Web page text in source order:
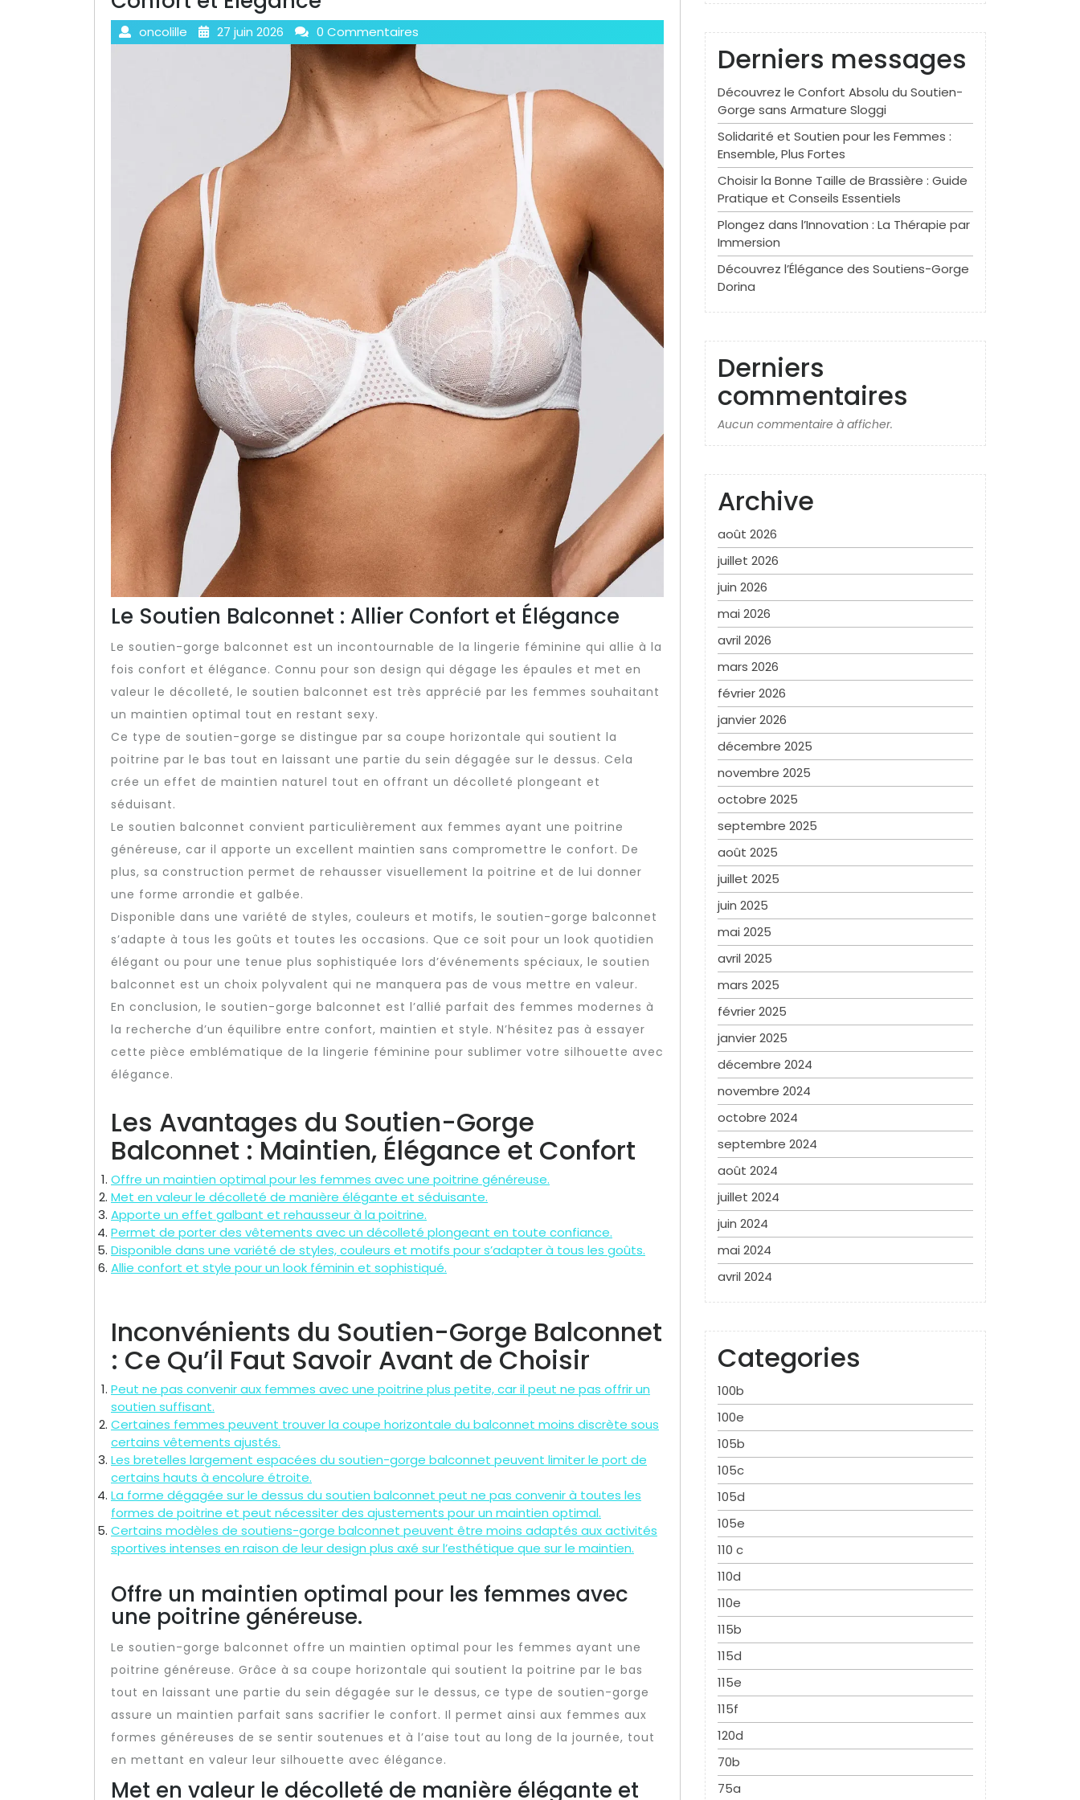
oncolille 27 juin 2026 0 Commentaires
Le Soutien Balconnet : Allier Confort et Élégance
Le soutien-gorge balconnet est un incontournable de la lingerie féminine qui allie à la
fois confort et élégance. Connu pour son design qui dégage les épaules et met en
valeur le décolleté, le soutien balconnet est très apprécié par les femmes souhaitant
un maintien optimal tout en restant sexy.
Ce type de soutien-gorge se distingue par sa coupe horizontale qui soutient la
poitrine par le bas tout en laissant une partie du sein dégagée sur le dessus. Cela
crée un effet de maintien naturel tout en offrant un décolleté plongeant et
séduisant.
Le soutien balconnet convient particulièrement aux femmes ayant une poitrine
généreuse, car il apporte un excellent maintien sans compromettre le confort. De
plus, sa construction permet de rehausser visuellement la poitrine et de lui donner
une forme arrondie et galbée.
Disponible dans une variété de styles, couleurs et motifs, le soutien-gorge balconnet
s’adapte à tous les goûts et toutes les occasions. Que ce soit pour un look quotidien
élégant ou pour une tenue plus sophistiquée lors d’événements spéciaux, le soutien
balconnet est un choix polyvalent qui ne manquera pas de vous mettre en valeur.
En conclusion, le soutien-gorge balconnet est l’allié parfait des femmes modernes à
la recherche d’un équilibre entre confort, maintien et style. N’hésitez pas à essayer
cette pièce emblématique de la lingerie féminine pour sublimer votre silhouette avec
élégance.
Les Avantages du Soutien-Gorge
Balconnet : Maintien, Élégance et Confort
Offre un maintien optimal pour les femmes avec une poitrine généreuse.
Met en valeur le décolleté de manière élégante et séduisante.
Apporte un effet galbant et rehausseur à la poitrine.
Permet de porter des vêtements avec un décolleté plongeant en toute confiance.
Disponible dans une variété de styles, couleurs et motifs pour s’adapter à tous les goûts.
Allie confort et style pour un look féminin et sophistiqué.
Inconvénients du Soutien-Gorge Balconnet
: Ce Qu’il Faut Savoir Avant de Choisir
Peut ne pas convenir aux femmes avec une poitrine plus petite, car il peut ne pas offrir un
soutien suffisant.
Certaines femmes peuvent trouver la coupe horizontale du balconnet moins discrète sous
certains vêtements ajustés.
Les bretelles largement espacées du soutien-gorge balconnet peuvent limiter le port de
certains hauts à encolure étroite.
La forme dégagée sur le dessus du soutien balconnet peut ne pas convenir à toutes les
formes de poitrine et peut nécessiter des ajustements pour un maintien optimal.
Certains modèles de soutiens-gorge balconnet peuvent être moins adaptés aux activités
sportives intenses en raison de leur design plus axé sur l’esthétique que sur le maintien.
Offre un maintien optimal pour les femmes avec
une poitrine généreuse.
Le soutien-gorge balconnet offre un maintien optimal pour les femmes ayant une
poitrine généreuse. Grâce à sa coupe horizontale qui soutient la poitrine par le bas
tout en laissant une partie du sein dégagée sur le dessus, ce type de soutien-gorge
assure un maintien parfait sans sacrifier le confort. Il permet ainsi aux femmes aux
formes généreuses de se sentir soutenues et à l’aise tout au long de la journée, tout
en mettant en valeur leur silhouette avec élégance.
Met en valeur le décolleté de manière élégante et
Derniers messages
Découvrez le Confort Absolu du Soutien-
Gorge sans Armature Sloggi
Solidarité et Soutien pour les Femmes :
Ensemble, Plus Fortes
Choisir la Bonne Taille de Brassière : Guide
Pratique et Conseils Essentiels
Plongez dans l’Innovation : La Thérapie par
Immersion
Découvrez l’Élégance des Soutiens-Gorge
Dorina
Derniers
commentaires
Aucun commentaire à afficher.
Archive
août 2026
juillet 2026
juin 2026
mai 2026
avril 2026
mars 2026
février 2026
janvier 2026
décembre 2025
novembre 2025
octobre 2025
septembre 2025
août 2025
juillet 2025
juin 2025
mai 2025
avril 2025
mars 2025
février 2025
janvier 2025
décembre 2024
novembre 2024
octobre 2024
septembre 2024
août 2024
juillet 2024
juin 2024
mai 2024
avril 2024
Categories
100b
100e
105b
105c
105d
105e
110 c
110d
110e
115b
115d
115e
115f
120d
70b
75a